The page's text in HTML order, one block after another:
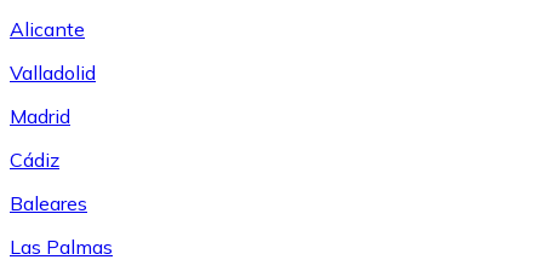
Alicante
Valladolid
Madrid
Cádiz
Baleares
Las Palmas